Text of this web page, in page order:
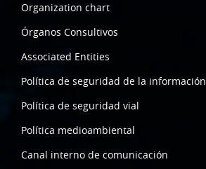
Organization chart
Órganos Consultivos
Associated Entities
Política de seguridad de la información
Política de seguridad vial
Política medioambiental
Canal interno de comunicación